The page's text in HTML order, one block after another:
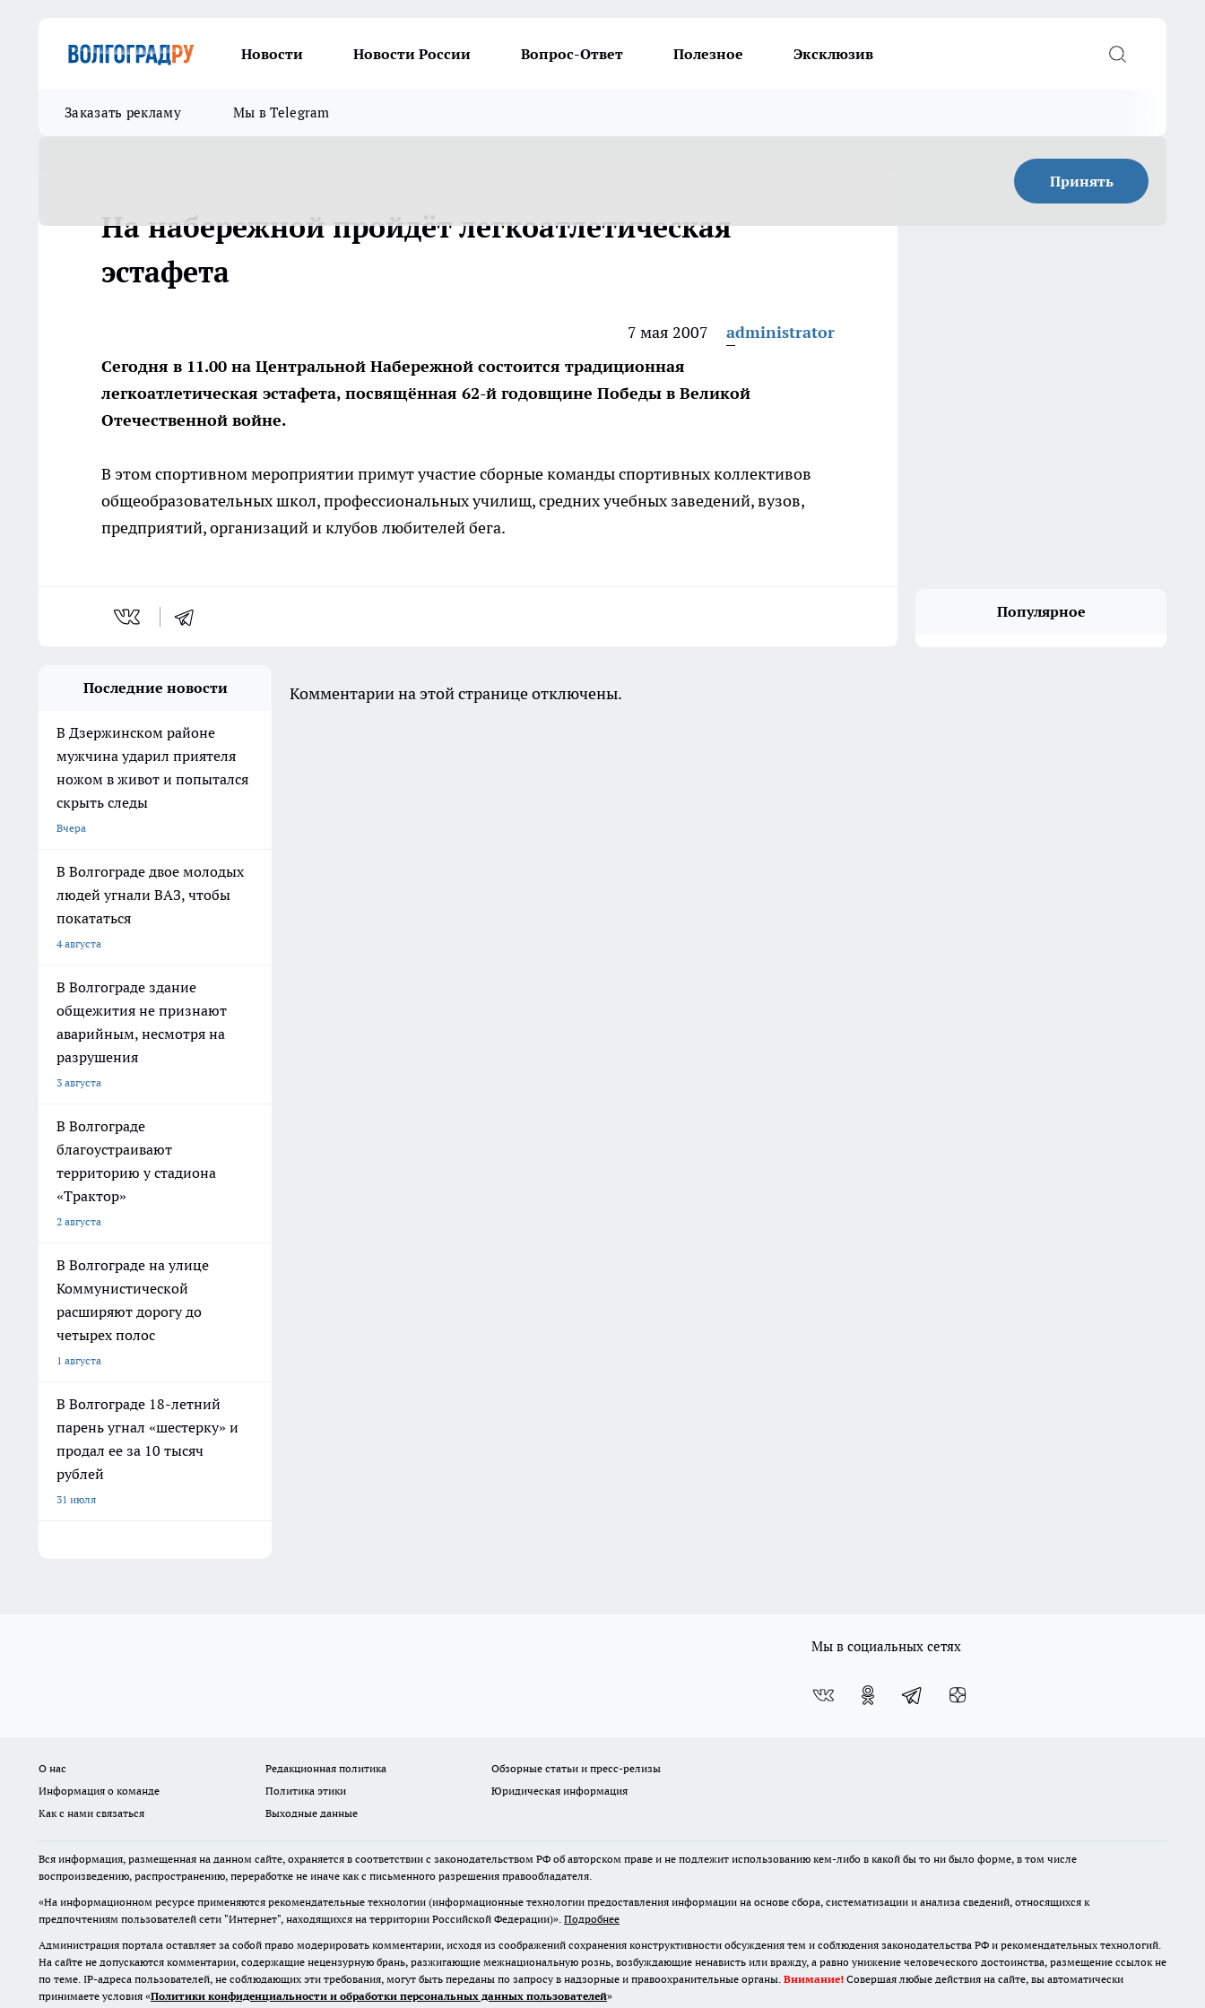
Новости Новости России Вопрос-Ответ Полезное Эксклюзив
Заказать рекламу Мы в Telegram
Принять
На набережной пройдёт легкоатлетическая
эстафета
7 мая 2007
administrator
Сегодня в 11.00 на Центральной Набережной состоится традиционная
легкоатлетическая эстафета, посвящённая 62-й годовщине Победы в Великой
Отечественной войне.
В этом спортивном мероприятии примут участие сборные команды спортивных коллективов
общеобразовательных школ, профессиональных училищ, средних учебных заведений, вузов,
предприятий, организаций и клубов любителей бега.
Популярное
Последние новости
В Дзержинском районе
мужчина ударил приятеля
ножом в живот и попытался
скрыть следы
Вчера
В Волгограде двое молодых
людей угнали ВАЗ, чтобы
покататься
4 августа
В Волгограде здание
общежития не признают
аварийным, несмотря на
разрушения
3 августа
В Волгограде
благоустраивают
территорию у стадиона
«Трактор»
2 августа
В Волгограде на улице
Коммунистической
расширяют дорогу до
четырех полос
1 августа
В Волгограде 18-летний
парень угнал «шестерку» и
продал ее за 10 тысяч
рублей
31 июля
Комментарии на этой странице отключены.
Мы в социальных сетях
О нас Редакционная политика
Обзорные статьи и пресс-релизы
Информация о команде
Политика этики
Юридическая информация
Как с нами связаться
Выходные данные
Вся информация, размещенная на данном сайте, охраняется в соответствии с законодательством РФ об авторском праве и не подлежит использованию кем-либо в какой бы то ни было форме, в том числе
воспроизведению, распространению, переработке не иначе как с письменного разрешения правообладателя.
«На информационном ресурсе применяются рекомендательные технологии (информационные технологии предоставления информации на основе сбора, систематизации и анализа сведений, относящихся к
предпочтениям пользователей сети "Интернет", находящихся на территории Российской Федерации)». Подробнее
Администрация портала оставляет за собой право модерировать комментарии, исходя из соображений сохранения конструктивности обсуждения тем и соблюдения законодательства РФ и рекомендательных технологий.
На сайте не допускаются комментарии, содержащие нецензурную брань, разжигающие межнациональную рознь, возбуждающие ненависть или вражду, а равно унижение человеческого достоинства, размещение ссылок не
по теме. IP-адреса пользователей, не соблюдающих эти требования, могут быть переданы по запросу в надзорные и правоохранительные органы. Внимание! Совершая любые действия на сайте, вы автоматически
принимаете условия «Политики конфиденциальности и обработки персональных данных пользователей»